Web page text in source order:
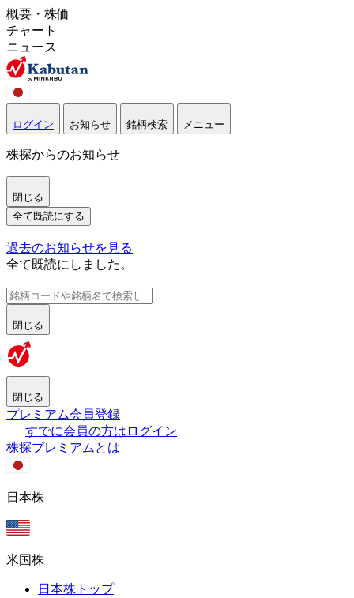
概要・株価
チャート
ニュース
ログイン お知らせ 銘柄検索 メニュー
株探からのお知らせ
閉じる
全て既読にする
過去のお知らせを見る
全て既読にしました。
閉じる
閉じる
プレミアム会員登録
すでに会員の方はログイン
株探プレミアムとは
日本株
米国株
日本株トップ